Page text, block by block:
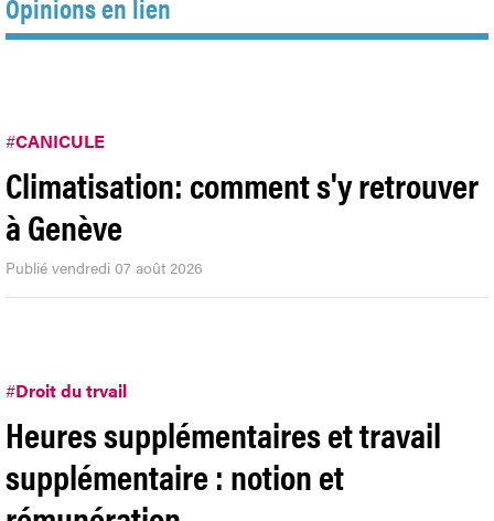
#CANICULE
Climatisation: comment s'y retrouver
à Genève
Publié vendredi 07 août 2026
#Droit du trvail
Heures supplémentaires et travail
supplémentaire : notion et